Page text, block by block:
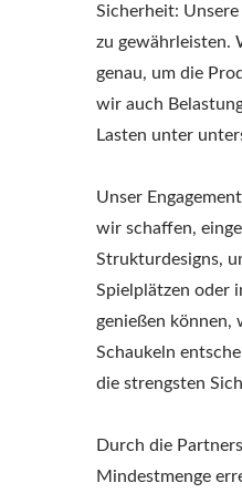
Sicherheit:
zu gewährleisten.
genau, um die
wir auch
Lasten unter
Unser
wir schaffen,
Strukturdesigns,
Spielplätzen oder
genießen können,
Schaukeln
die strengsten
Durch die
Mindestmenge